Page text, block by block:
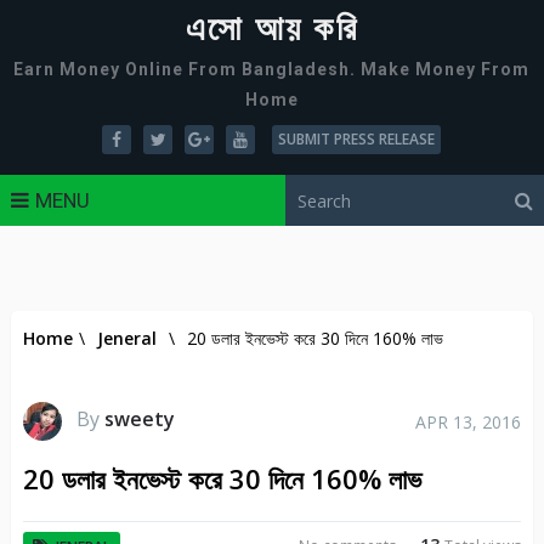
এসো আয় করি
Earn Money Online From Bangladesh. Make Money From
Home
SUBMIT PRESS RELEASE
MENU
Home \ Jeneral \ 20 ডলার ইনভেস্ট করে 30 দিনে 160% লাভ
By sweety APR 13, 2016
20 ডলার ইনভেস্ট করে 30 দিনে 160% লাভ